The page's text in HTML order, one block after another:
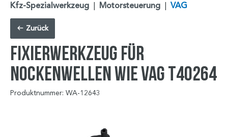
Kfz-Spezialwerkzeug | Motorsteuerung | VAG
Zurück
Fixierwerkzeug für
Nockenwellen wie VAG T40264
Produktnummer: WA-12643